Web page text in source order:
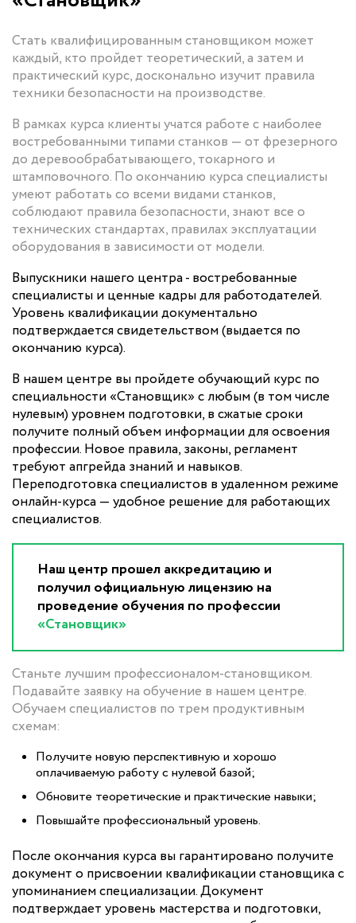
Стать квалифицированным становщиком может
каждый, кто пройдет теоретический, а затем и
практический курс, досконально изучит правила
техники безопасности на производстве.
В рамках курса клиенты учатся работе с наиболее
востребованными типами станков — от фрезерного
до деревообрабатывающего, токарного и
штамповочного. По окончанию курса специалисты
умеют работать со всеми видами станков,
соблюдают правила безопасности, знают все о
технических стандартах, правилах эксплуатации
оборудования в зависимости от модели.
Выпускники нашего центра - востребованные
специалисты и ценные кадры для работодателей.
Уровень квалификации документально
подтверждается свидетельством (выдается по
окончанию курса).
В нашем центре вы пройдете обучающий курс по
специальности «Становщик» с любым (в том числе
нулевым) уровнем подготовки, в сжатые сроки
получите полный объем информации для освоения
профессии. Новое правила, законы, регламент
требуют апгрейда знаний и навыков.
Переподготовка специалистов в удаленном режиме
онлайн-курса — удобное решение для работающих
специалистов.
Наш центр прошел аккредитацию и
получил официальную лицензию на
проведение обучения по профессии
«Становщик»
Станьте лучшим профессионалом-становщиком.
Подавайте заявку на обучение в нашем центре.
Обучаем специалистов по трем продуктивным
схемам:
Получите новую перспективную и хорошо
оплачиваемую работу с нулевой базой;
Обновите теоретические и практические навыки;
Повышайте профессиональный уровень.
После окончания курса вы гарантировано получите
документ о присвоении квалификации становщика с
упоминанием специализации. Документ
подтверждает уровень мастерства и подготовки,